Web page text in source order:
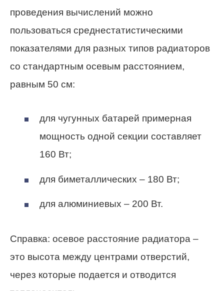
проведения вычислений можно
пользоваться среднестатистическими
показателями для разных типов радиаторов
со стандартным осевым расстоянием,
равным 50 см:
для чугунных батарей примерная
мощность одной секции составляет
160 Вт;
для биметаллических – 180 Вт;
для алюминиевых – 200 Вт.
Справка: осевое расстояние радиатора –
это высота между центрами отверстий,
через которые подается и отводится